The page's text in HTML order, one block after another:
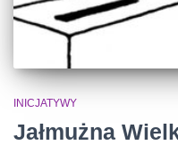
INICJATYWY
Jałmużna